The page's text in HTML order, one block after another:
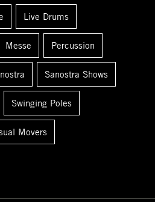
Live Drums
Messe Percussion
Sanostra Shows
Swinging Poles
Movers